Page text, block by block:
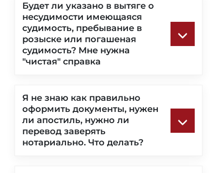
Будет ли указано в вытяге о
несудимости имеющаяся
судимость, пребывание в
розыске или погашеная
судимость? Мне нужна
"чистая" справка
Я не знаю как правильно
оформить документы, нужен
ли апостиль, нужно ли
перевод заверять
нотариально. Что делать?